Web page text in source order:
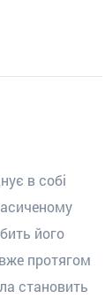
в собі
його
протягом
становить